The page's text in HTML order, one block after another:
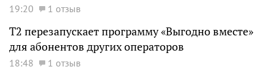
19:20 1 отзыв
Т2 перезапускает программу «Выгодно вместе»
для абонентов других операторов
18:48 1 отзыв